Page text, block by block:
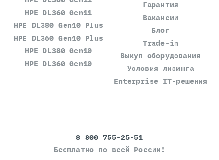
HPE DL360 Gen11
HPE DL380 Gen10 Plus
HPE DL360 Gen10 Plus
HPE DL380 Gen10
HPE DL360 Gen10
Гарантия
Вакансии
Блог
Trade-in
Выкуп оборудования
Условия лизинга
Enterprise IT-решения
8 800 755-25-51
Бесплатно по всей России!